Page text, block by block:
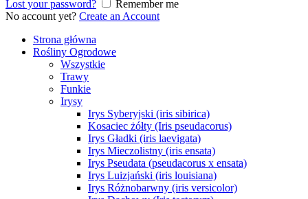
Lost your password?
Remember me
No account yet? Create an Account
Strona główna
Rośliny Ogrodowe
Wszystkie
Trawy
Funkie
Irysy
Irys Syberyjski (iris sibirica)
Kosaciec żółty (Iris pseudacorus)
Irys Gładki (iris laevigata)
Irys Mieczolistny (iris ensata)
Irys Pseudata (pseudacorus x ensata)
Irys Luizjański (iris louisiana)
Irys Różnobarwny (iris versicolor)